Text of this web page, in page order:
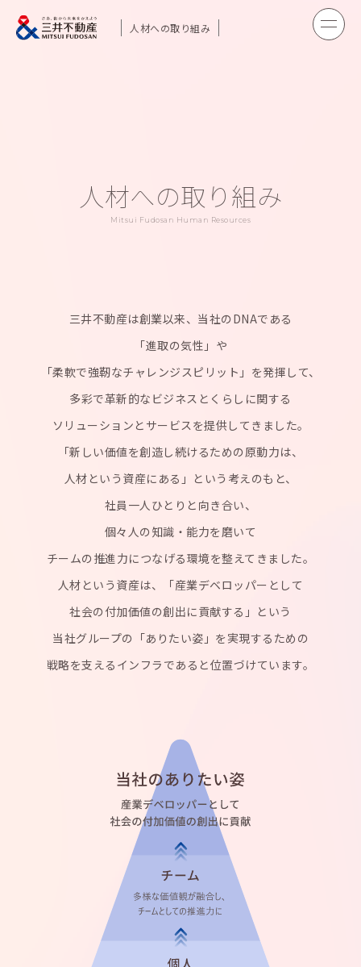
人材への取り組み
人材への取り組み
Mitsui Fudosan Human Resources
三井不動産は創業以来、当社のDNAである
「進取の気性」や
「柔軟で強靭なチャレンジスピリット」を発揮して、
多彩で革新的なビジネスとくらしに関する
ソリューションとサービスを提供してきました。
「新しい価値を創造し続けるための原動力は、
人材という資産にある」という考えのもと、
社員一人ひとりと向き合い、
個々人の知識・能力を磨いて
チームの推進力につなげる環境を整えてきました。
人材という資産は、「産業デベロッパーとして
社会の付加価値の創出に貢献する」という
当社グループの「ありたい姿」を実現するための
戦略を支えるインフラであると位置づけています。